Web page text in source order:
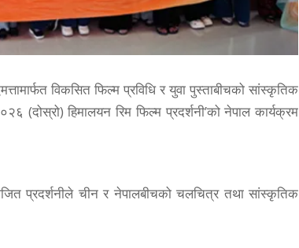
विकसित फिल्म प्रविधि र युवा पुस्ताबीचको सांस्कृतिक
(दोस्रो) हिमालयन रिम फिल्म प्रदर्शनी’को नेपाल कार्यक्रम
प्रदर्शनीले चीन र नेपालबीचको चलचित्र तथा सांस्कृतिक